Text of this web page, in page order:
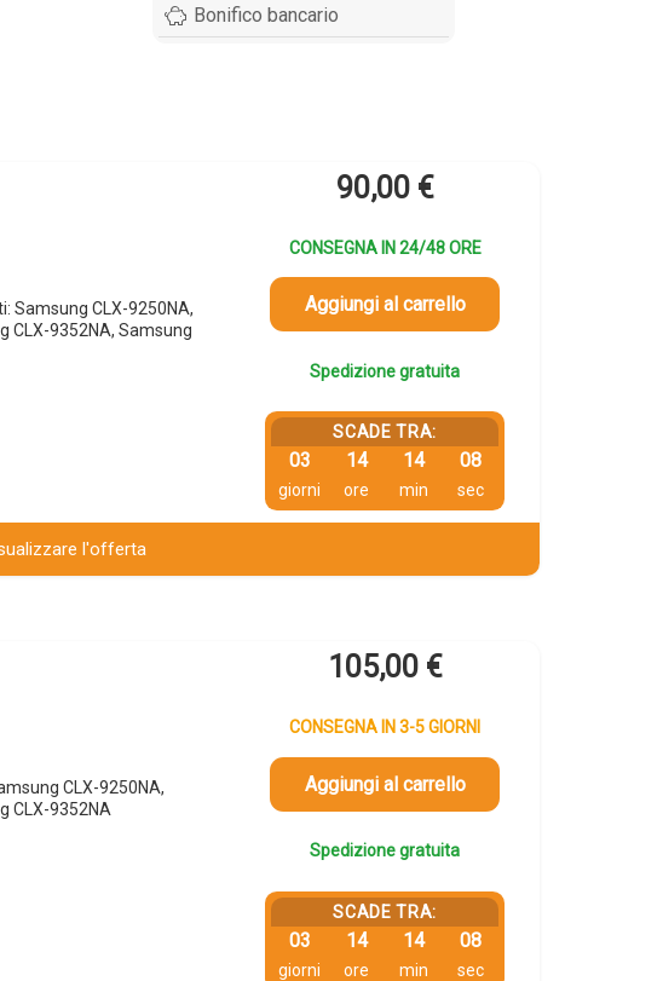
Bonifico bancario
Samsung CLX-9250NA,
CLX-9352NA, Samsung
90,00 €
CONSEGNA IN 24/48 ORE
Aggiungi al carrello
Spedizione gratuita
SCADE TRA:
03
giorni
14
ore
14
min
07
sec
l'offerta
CLX-9250NA,
CLX-9352NA
105,00 €
CONSEGNA IN 3-5 GIORNI
Aggiungi al carrello
Spedizione gratuita
SCADE TRA:
03
giorni
14
ore
14
min
07
sec